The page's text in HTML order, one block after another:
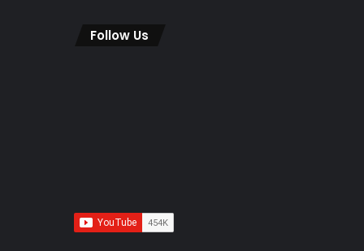
Follow Us